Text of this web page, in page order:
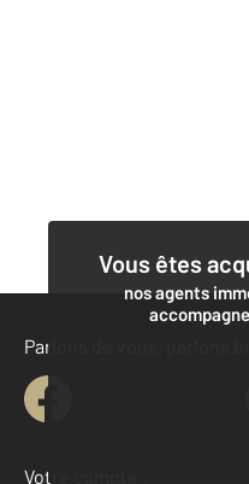
Vous êtes
nos agents
Parlons de vous, parlons
Votre compte :